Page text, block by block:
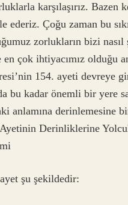
karşılaşırız.
ederiz. Çoğu zaman bu
zorlukların bizi
çok ihtiyacımız olduğu
154. ayeti devreye
bu kadar önemli bir yere
anlamına derinlemesine
Derinliklerine
şu şekildedir: